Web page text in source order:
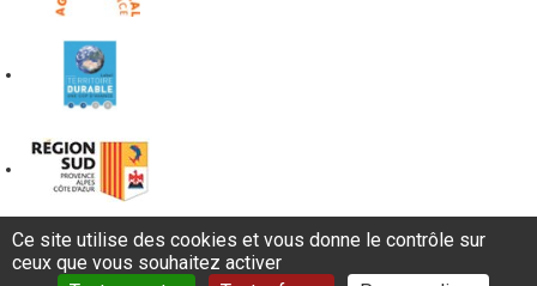
Ce site utilise des cookies et vous donne le contrôle sur
ceux que vous souhaitez activer